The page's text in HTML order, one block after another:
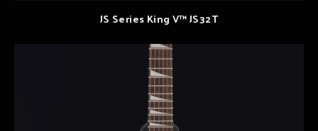
JS Series King V™ JS32T